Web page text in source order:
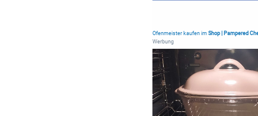
Ofenmeister kaufen im Shop | Pampered
Werbung